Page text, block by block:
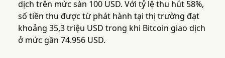
dịch trên mức sàn 100 USD. Với tỷ lệ thu hút 58%,
số tiền thu được từ phát hành tại thị trường đạt
khoảng 35,3 triệu USD trong khi Bitcoin giao dịch
ở mức gần 74.956 USD.